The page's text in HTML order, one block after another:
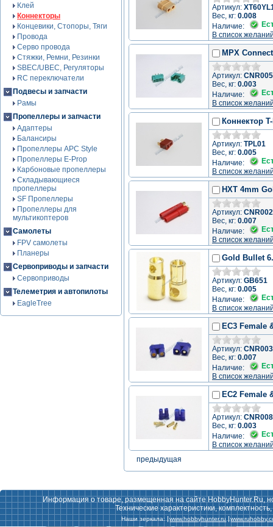
Клей
Коннекторы
Концевики, Стопоры, Тяги
Провода
Серво провода
Стяжки, Ремни, Резинки
SBEC/UBEC, Регуляторы
RC переключатели
Подвесы и запчасти
Рамы
Пропеллеры и запчасти
Адаптеры
Балансиры
Пропеллеры APC Style
Пропеллеры E-Prop
Карбоновые пропеллеры
Складывающиеся
пропеллеры
SF Пропеллеры
Пропеллеры для
мультикоптеров
Самолеты
FPV самолеты
Планеры
Сервоприводы и запчасти
Сервоприводы
Телеметрия и автопилоты
EagleTree
Артикул:
Вес, кг: 0.008
Наличие:
В список
MPX
Артикул: CNR005
Вес, кг: 0.003
Наличие:
В список
Коннектор
Артикул: TPL01
Вес, кг: 0.005
Наличие:
В список
HXT 4mm
Артикул: CNR002
Вес, кг: 0.007
Наличие:
В список
Gold Bullet
Артикул: GB651
Вес, кг: 0.005
Наличие:
В список
EC3 Female
Артикул: CNR003
Вес, кг: 0.007
Наличие:
В список
EC2 Female
Артикул: CNR008
Вес, кг: 0.003
Наличие:
В список
предыдущая
Информация о товаре, размещенная на сайте HobbyHunter.Ru,
Технические характеристики,
Наши зеркала: www.hobbyhunter.ru